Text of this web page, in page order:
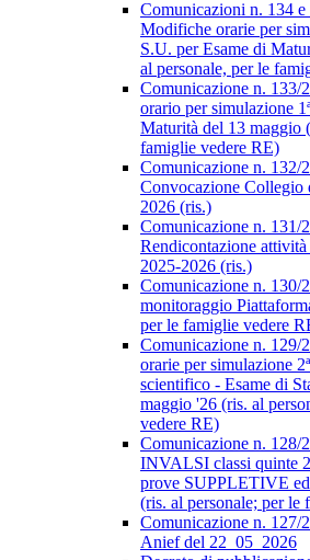
Comunicazioni n. 134
Modifiche orarie per
S.U. per Esame di
al personale, per le
Comunicazione n. 133/
orario per simulazione
Maturità del 13 maggio
famiglie vedere RE)
Comunicazione n. 132/
Convocazione Collegio
2026 (ris.)
Comunicazione n. 131/
Rendicontazione
2025-2026 (ris.)
Comunicazione n. 130/
monitoraggio
per le famiglie vedere
Comunicazione n. 129/
orarie per simulazione
scientifico - Esame di
maggio '26 (ris. al
vedere RE)
Comunicazione n. 128/
INVALSI classi quinte
prove SUPPLETIVE
(ris. al personale; per le
Comunicazione n. 127/
Anief del 22_05_2026